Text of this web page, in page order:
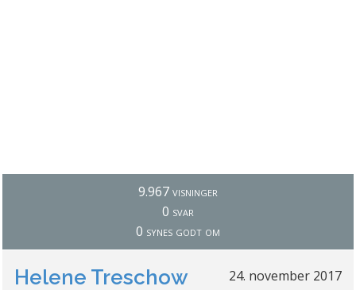
9.967 visninger
0 svar
0 synes godt om
24. november 2017
Helene Treschow